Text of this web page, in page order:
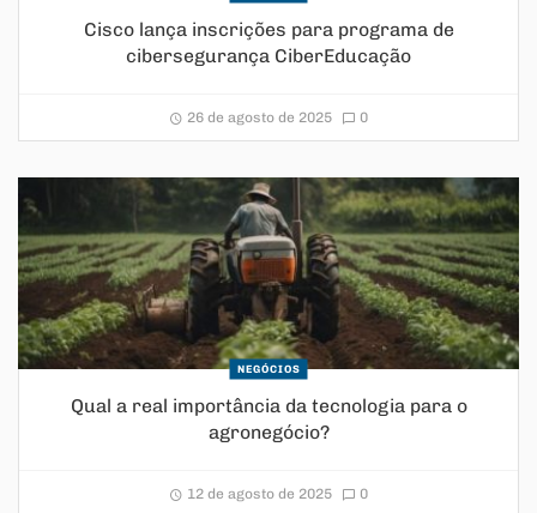
Cisco lança inscrições para programa de
cibersegurança CiberEducação
26 de agosto de 2025 0
NEGÓCIOS
Qual a real importância da tecnologia para o
agronegócio?
12 de agosto de 2025 0